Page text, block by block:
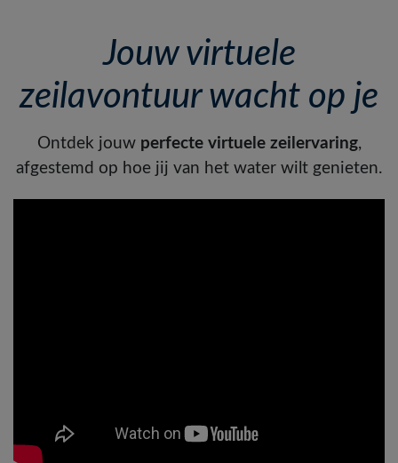
Jouw virtuele
zeilavontuur wacht op je
Ontdek jouw perfecte virtuele zeilervaring,
afgestemd op hoe jij van het water wilt genieten.